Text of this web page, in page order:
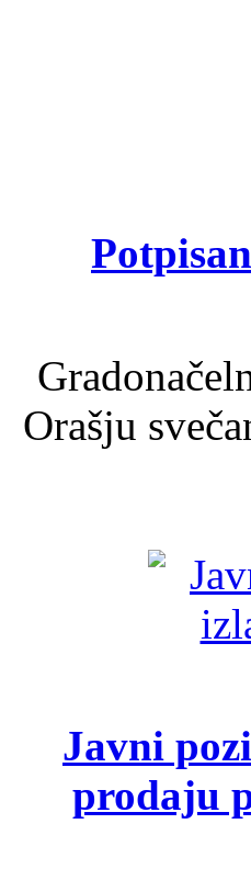
Orašju
Javni
prodaju